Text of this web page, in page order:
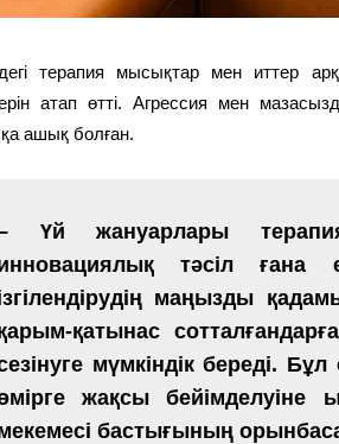
терапия мысықтар мен иттер
атап өтті. Агрессия мен
ашық болған.
Үй жануарлары
тәсіл ғана
маңызды
қатынас
мүмкіндік береді. Бұл
жақсы бейімделуіне
бастығының